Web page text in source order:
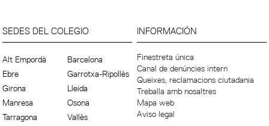
SEDES DEL COLEGIO
Alt Empordà
Barcelona
Ebre
Garrotxa-Ripollès
Girona
Lleida
Manresa
Osona
Tarragona
Vallès
INFORMACIÓN
Finestreta única
Canal de denúncies intern
Queixes, reclamacions ciutadania
Treballa amb nosaltres
Mapa web
Aviso legal